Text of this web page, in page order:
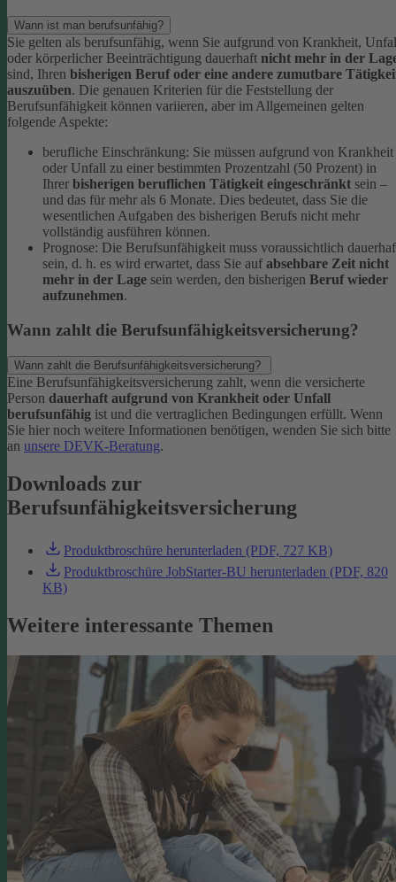
Wann ist man berufsunfähig?
Sie gelten als berufsunfähig, wenn Sie aufgrund von Krankheit,
oder körperlicher Beeinträchtigung dauerhaft nicht mehr in der
sind, Ihren bisherigen Beruf oder eine andere zumutbare
auszuüben. Die genauen Kriterien für die Feststellung der
Berufsunfähigkeit können variieren, aber im Allgemeinen gelten
folgende Aspekte:
berufliche Einschränkung: Sie müssen aufgrund von Krankheit
oder Unfall zu einer bestimmten Prozentzahl (50 Prozent) in
Ihrer bisherigen beruflichen Tätigkeit eingeschränkt sein –
und das für mehr als 6 Monate. Dies bedeutet, dass Sie die
wesentlichen Aufgaben des bisherigen Berufs nicht mehr
vollständig ausführen können.
Prognose: Die Berufsunfähigkeit muss voraussichtlich
sein, d. h. es wird erwartet, dass Sie auf absehbare Zeit nicht
mehr in der Lage sein werden, den bisherigen Beruf wieder
aufzunehmen.
Wann zahlt die Berufsunfähigkeitsversicherung?
Wann zahlt die Berufsunfähigkeitsversicherung?
Eine Berufsunfähigkeitsversicherung zahlt, wenn die versicherte
Person dauerhaft aufgrund von Krankheit oder Unfall
berufsunfähig ist und die vertraglichen Bedingungen erfüllt. Wenn
Sie hier noch weitere Informationen benötigen, wenden Sie sich bitte
an unsere DEVK-Beratung.
Downloads zur
Berufsunfähigkeitsversicherung
Produktbroschüre herunterladen (PDF, 727 KB)
Produktbroschüre JobStarter-BU herunterladen (PDF, 820
KB)
Weitere interessante Themen